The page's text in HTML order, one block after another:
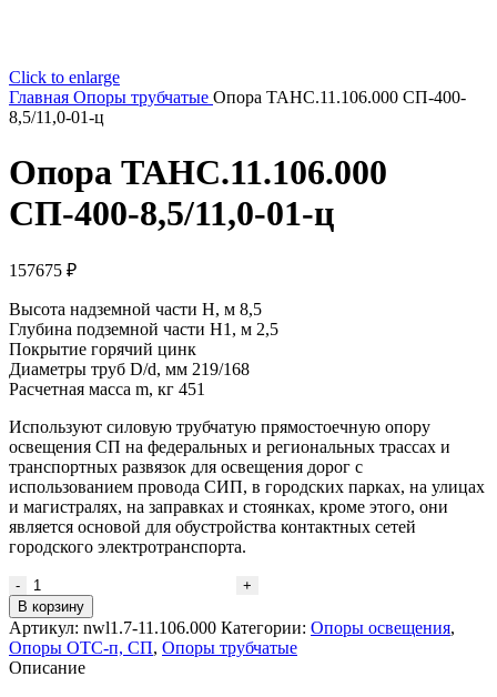
Click to enlarge
Главная Опоры трубчатые Опора ТАНС.11.106.000 СП-400-
8,5/11,0-01-ц
Опора ТАНС.11.106.000
СП-400-8,5/11,0-01-ц
157675 ₽
Высота надземной части H, м 8,5
Глубина подземной части Н1, м 2,5
Покрытие горячий цинк
Диаметры труб D/d, мм 219/168
Расчетная масса m, кг 451
Используют силовую трубчатую прямостоечную опору
освещения СП на федеральных и региональных трассах и
транспортных развязок для освещения дорог с
использованием провода СИП, в городских парках, на улицах
и магистралях, на заправках и стоянках, кроме этого, они
является основой для обустройства контактных сетей
городского электротранспорта.
Количество
товара
Опора
ТАНС.11.106.000
СП-400-
В корзину
Артикул: nwl1.7-11.106.000 Категории: Опоры освещения,
Опоры ОТС-п, СП, Опоры трубчатые
Описание